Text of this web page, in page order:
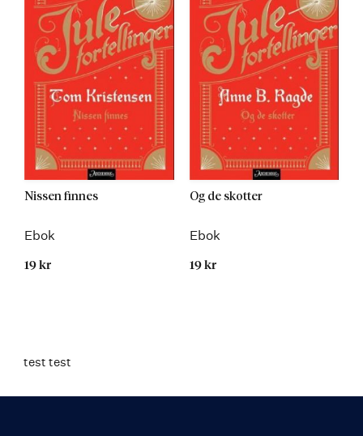
Nissen finnes
Ebok
19 kr
Og de skotter
Ebok
19 kr
test test